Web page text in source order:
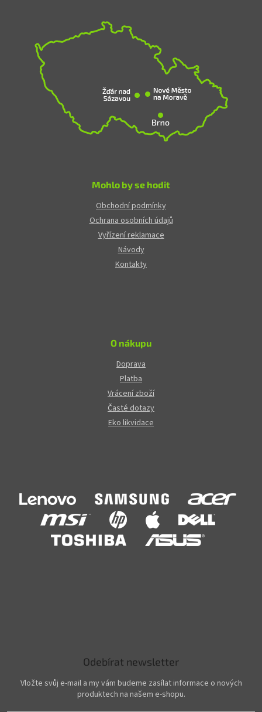
Mohlo by se hodit
Obchodní podmínky
Ochrana osobních údajů
Vyřízení reklamace
Návody
Kontakty
O nákupu
Doprava
Platba
Vrácení zboží
Časté dotazy
Eko likvidace
Odebírat newsletter
Vložte svůj e-mail a my vám budeme zasílat informace o nových
produktech na našem e-shopu.